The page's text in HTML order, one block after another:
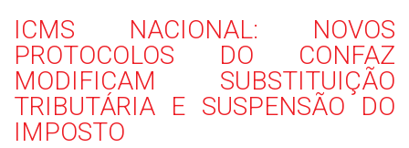
ICMS NACIONAL: NOVOS
PROTOCOLOS DO CONFAZ
MODIFICAM SUBSTITUIÇÃO
TRIBUTÁRIA E SUSPENSÃO DO
IMPOSTO